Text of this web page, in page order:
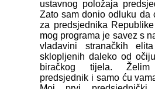
ustavnog položaja
Zato sam donio odluku da
za predsjednika
mog programa je savez s
vladavini stranačkih
sklopljenih daleko od
biračkog tijela.
predsjednik i samo ću